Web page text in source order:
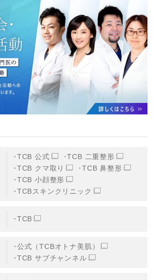
TCB 公式
TCB 二重整形
TCB クマ取り
TCB 鼻整形
TCB 小顔整形
TCBスキンクリニック
TCB
公式（TCBオトナ美肌）
TCB サブチャンネル